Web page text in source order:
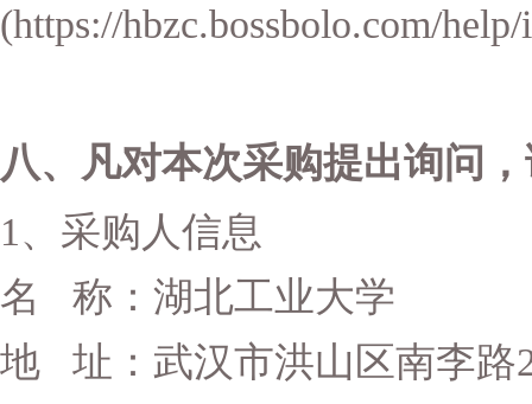
(https://hbzc.bossbolo.com/
八、凡对本次采购提出询问
1、采购人信息
名
称：湖北工业大学
地 址：武汉市洪山区南李路